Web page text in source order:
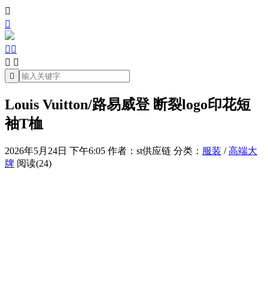


 
 

Louis Vuitton/路易威登 断裂logo印花短
袖T桖
2026年5月24日 下午6:05 作者：st供应链 分类： 服装 /高端大
牌 阅读(24)